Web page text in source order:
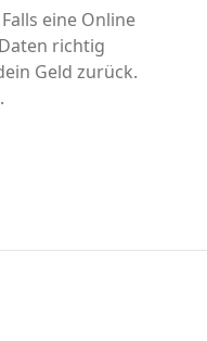
eine Online
richtig
Geld zurück.